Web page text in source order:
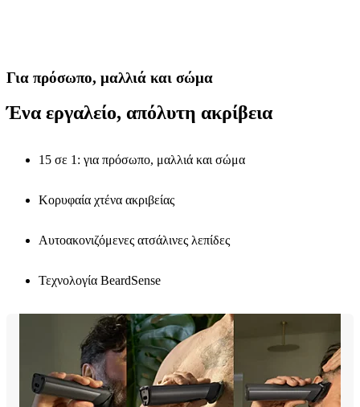
Για πρόσωπο, μαλλιά και σώμα
Ένα εργαλείο, απόλυτη ακρίβεια
15 σε 1: για πρόσωπο, μαλλιά και σώμα
Κορυφαία χτένα ακριβείας
Aυτοακονιζόμενες ατσάλινες λεπίδες
Τεχνολογία BeardSense